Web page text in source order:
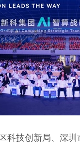
科技创新局、深